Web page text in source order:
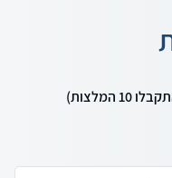
10 המלצות)